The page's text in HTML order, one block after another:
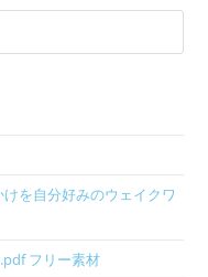
を自分好みのウェイクワ
フリー素材